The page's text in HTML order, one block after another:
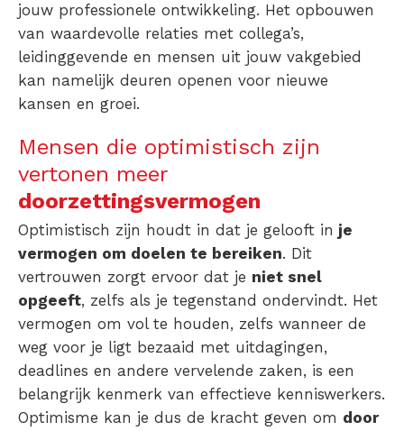
jouw professionele ontwikkeling. Het opbouwen
van waardevolle relaties met collega’s,
leidinggevende en mensen uit jouw vakgebied
kan namelijk deuren openen voor nieuwe
kansen en groei.
Mensen die optimistisch zijn
vertonen meer
doorzettingsvermogen
Optimistisch zijn houdt in dat je gelooft in je
vermogen om doelen te bereiken. Dit
vertrouwen zorgt ervoor dat je niet snel
opgeeft, zelfs als je tegenstand ondervindt. Het
vermogen om vol te houden, zelfs wanneer de
weg voor je ligt bezaaid met uitdagingen,
deadlines en andere vervelende zaken, is een
belangrijk kenmerk van effectieve kenniswerkers.
Optimisme kan je dus de kracht geven om door